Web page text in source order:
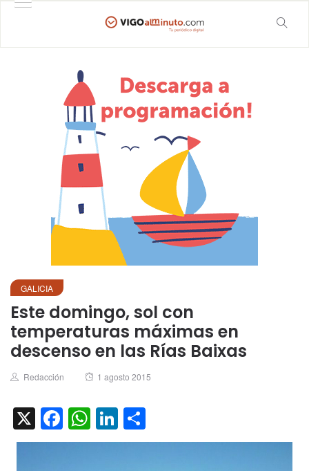
GALICIA
Este domingo, sol con
temperaturas máximas en
descenso en las Rías Baixas
Author
Redacción
Posted
1 agosto 2015
X Facebook
WhatsApp
LinkedIn